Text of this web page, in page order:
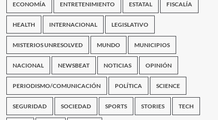
ECONOMÍA ENTRETENIMIENTO ESTATAL FISCALÍA
HEALTH INTERNACIONAL LEGISLATIVO
MISTERIOS UNRESOLVED MUNDO MUNICIPIOS
NACIONAL NEWSBEAT NOTICIAS OPINIÓN
PERIODISMO/COMUNICACIÓN POLÍTICA SCIENCE
SEGURIDAD SOCIEDAD SPORTS STORIES TECH